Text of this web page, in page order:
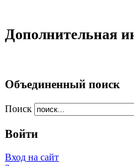
Дополнительная
Объединенный поиск
Поиск
Войти
Вход на сайт